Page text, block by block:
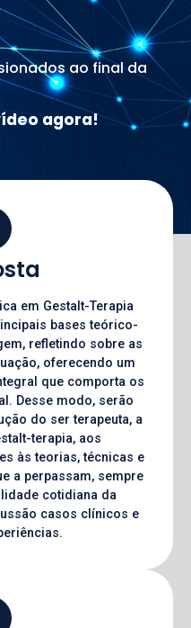
ao final da
agora!
em Gestalt-Terapia
bases teórico-
refletindo sobre as
oferecendo um
que comporta os
Desse modo, serão
do ser terapeuta, a
terapia, aos
às teorias, técnicas e
a perpassam, sempre
cotidiana da
casos clínicos e